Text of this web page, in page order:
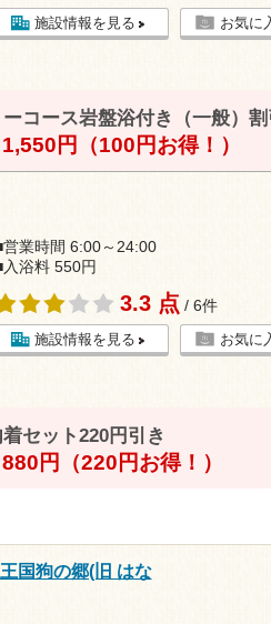
施設情報を見る お気に
コース岩盤浴付き（一般）割
1,550円（100円お得！）
営業時間 6:00～24:00
入浴料 550円
3.3 点 / 6件
施設情報を見る お気に
セット220円引き
880円（220円お得！）
国狗の郷(旧 はな